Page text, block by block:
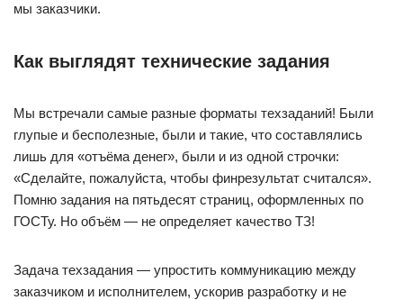
мы заказчики.
Как выглядят технические задания
Мы встречали самые разные форматы техзаданий! Были
глупые и бесполезные, были и такие, что составлялись
лишь для «отъёма денег», были и из одной строчки:
«Сделайте, пожалуйста, чтобы финрезультат считался».
Помню задания на пятьдесят страниц, оформленных по
ГОСТу. Но объём — не определяет качество ТЗ!
Задача техзадания — упростить коммуникацию между
заказчиком и исполнителем, ускорив разработку и не